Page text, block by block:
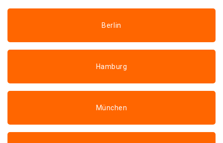
Berlin
Hamburg
München